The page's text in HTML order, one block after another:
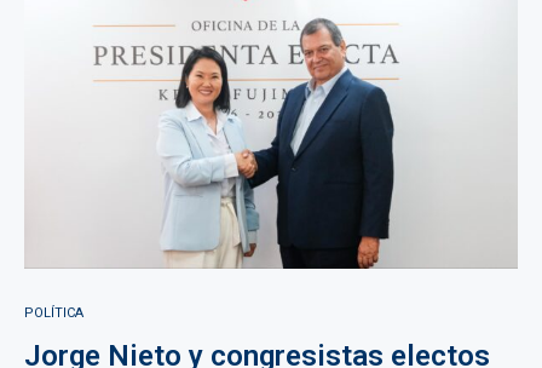
POLÍTICA
Jorge Nieto y congresistas electos